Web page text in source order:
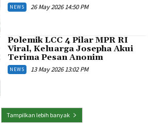
NEWS 26 May 2026 14:50 PM
Polemik LCC 4 Pilar MPR RI
Viral, Keluarga Josepha Akui
Terima Pesan Anonim
NEWS 13 May 2026 13:02 PM
Tampilkan lebih banyak